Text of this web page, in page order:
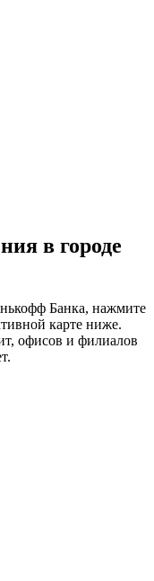
в городе
Банка, нажмите
карте ниже.
офисов и филиалов